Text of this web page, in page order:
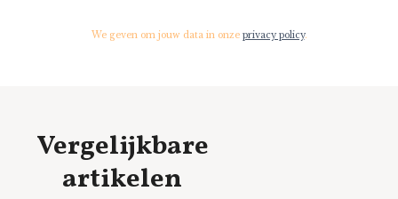
We geven om jouw data in onze privacy policy.
Vergelijkbare
artikelen